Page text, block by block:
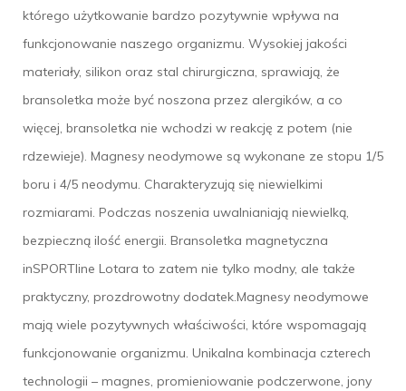
którego użytkowanie bardzo pozytywnie wpływa na
funkcjonowanie naszego organizmu. Wysokiej jakości
materiały, silikon oraz stal chirurgiczna, sprawiają, że
bransoletka może być noszona przez alergików, a co
więcej, bransoletka nie wchodzi w reakcję z potem (nie
rdzewieje). Magnesy neodymowe są wykonane ze stopu 1/5
boru i 4/5 neodymu. Charakteryzują się niewielkimi
rozmiarami. Podczas noszenia uwalnianiają niewielką,
bezpieczną ilość energii. Bransoletka magnetyczna
inSPORTline Lotara to zatem nie tylko modny, ale także
praktyczny, prozdrowotny dodatek.Magnesy neodymowe
mają wiele pozytywnych właściwości, które wspomagają
funkcjonowanie organizmu. Unikalna kombinacja czterech
technologii – magnes, promieniowanie podczerwone, jony